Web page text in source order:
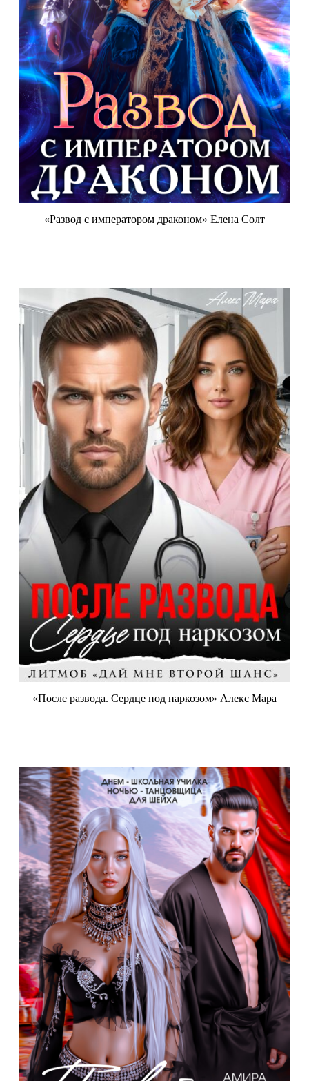
«Развод с императором драконом» Елена Солт
«После развода. Сердце под наркозом» Алекс Мара